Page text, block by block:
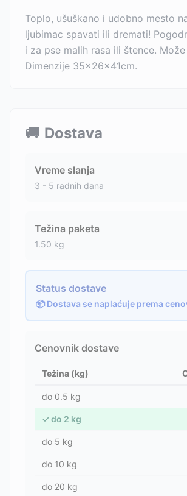
Toplo, ušuškano i udobno mesto
ljubimac spavati ili dremati!
i za pse malih rasa ili štence.
Dimenzije 35x26x41cm.
🚚 Dostava
Vreme slanja
3 - 5 radnih dana
Težina paketa
1.50 kg
Status dostave
📦 Dostava se naplaćuje prema
Cenovnik dostave
Težina (kg)
do 0.5 kg
✓ do 2 kg
do 5 kg
do 10 kg
do 20 kg